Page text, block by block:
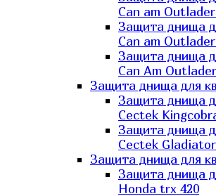
Can am
Защита днища
Can am
Защита днища
Can Аm
Защита днища для
Защита днища
Cectek
Защита днища
Cectek Gladiator
Защита днища для
Защита днища
Honda trx 420